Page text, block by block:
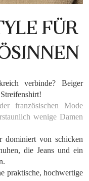
FÜR
verbinde? Beiger
französischen Mode
wenige Damen
dominiert von schicken
die Jeans und ein
praktische, hochwertige